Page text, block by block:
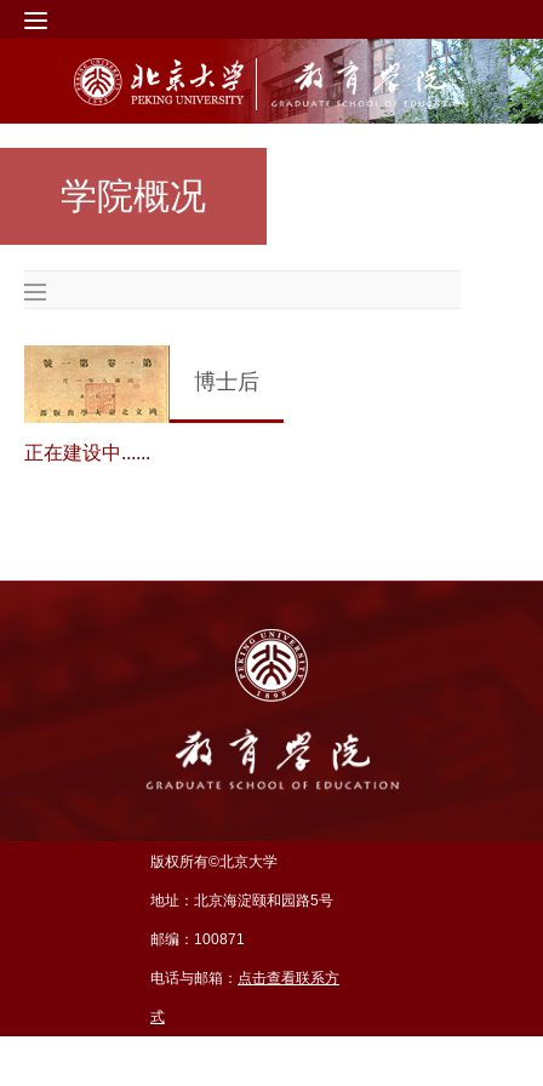
学院概况
博士后
正在建设中......
版权所有©北京大学
地址：北京海淀颐和园路5号
邮编：100871
电话与邮箱： 点击查看联系方
式